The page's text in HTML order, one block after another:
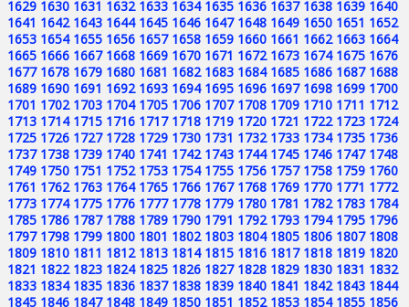
1629 1630 1631 1632 1633 1634 1635 1636 1637 1638 1639 1640
1641 1642 1643 1644 1645 1646 1647 1648 1649 1650 1651 1652
1653 1654 1655 1656 1657 1658 1659 1660 1661 1662 1663 1664
1665 1666 1667 1668 1669 1670 1671 1672 1673 1674 1675 1676
1677 1678 1679 1680 1681 1682 1683 1684 1685 1686 1687 1688
1689 1690 1691 1692 1693 1694 1695 1696 1697 1698 1699 1700
1701 1702 1703 1704 1705 1706 1707 1708 1709 1710 1711 1712
1713 1714 1715 1716 1717 1718 1719 1720 1721 1722 1723 1724
1725 1726 1727 1728 1729 1730 1731 1732 1733 1734 1735 1736
1737 1738 1739 1740 1741 1742 1743 1744 1745 1746 1747 1748
1749 1750 1751 1752 1753 1754 1755 1756 1757 1758 1759 1760
1761 1762 1763 1764 1765 1766 1767 1768 1769 1770 1771 1772
1773 1774 1775 1776 1777 1778 1779 1780 1781 1782 1783 1784
1785 1786 1787 1788 1789 1790 1791 1792 1793 1794 1795 1796
1797 1798 1799 1800 1801 1802 1803 1804 1805 1806 1807 1808
1809 1810 1811 1812 1813 1814 1815 1816 1817 1818 1819 1820
1821 1822 1823 1824 1825 1826 1827 1828 1829 1830 1831 1832
1833 1834 1835 1836 1837 1838 1839 1840 1841 1842 1843 1844
1845 1846 1847 1848 1849 1850 1851 1852 1853 1854 1855 1856